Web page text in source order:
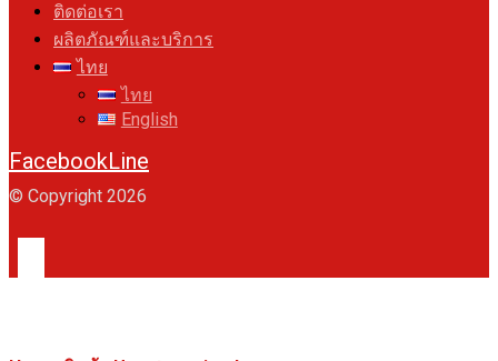
ติดต่อเรา
ผลิตภัณฑ์และบริการ
ไทย
ไทย
English
FacebookLine
© Copyright 2026